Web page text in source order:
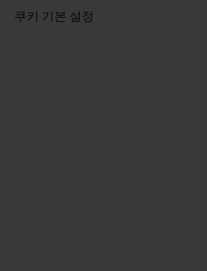
쿠키 기본 설정